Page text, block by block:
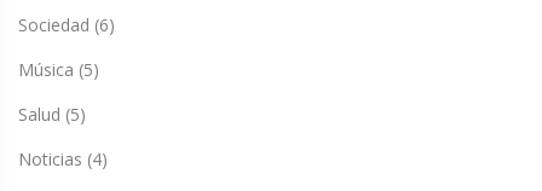
Sociedad (6)
Música (5)
Salud (5)
Noticias (4)